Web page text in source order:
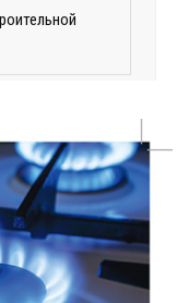
детей в